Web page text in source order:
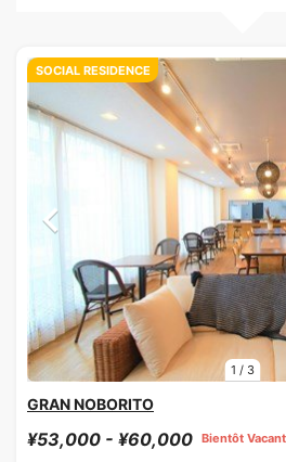
1 / 3
SOCIAL RESIDENCE
GRAN NOBORITO
¥53,000 - ¥60,000 Bientôt Vacant